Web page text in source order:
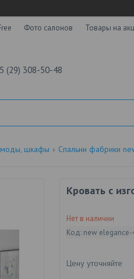
Фото салонов Товары на
(29) 308-50-48
шкафы Спальни фабрики
Кровать с
Нет в наличии
Код: new elegance-
Цену уточняйте